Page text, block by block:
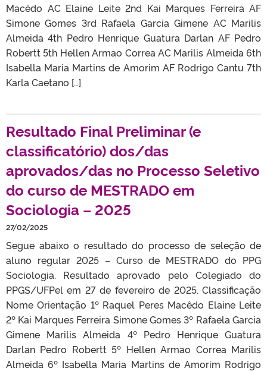
Macêdo AC Elaine Leite 2nd Kai Marques Ferreira AF
Simone Gomes 3rd Rafaela Garcia Gimene AC Marilis
Almeida 4th Pedro Henrique Guatura Darlan AF Pedro
Robertt 5th Hellen Armao Correa AC Marilis Almeida 6th
Isabella Maria Martins de Amorim AF Rodrigo Cantu 7th
Karla Caetano […]
Resultado Final Preliminar (e
classificatório) dos/das
aprovados/das no Processo Seletivo
do curso de MESTRADO em
Sociologia – 2025
27/02/2025
Segue abaixo o resultado do processo de seleção de
aluno regular 2025 – Curso de MESTRADO do PPG
Sociologia. Resultado aprovado pelo Colegiado do
PPGS/UFPel em 27 de fevereiro de 2025. Classificação
Nome Orientação 1º Raquel Peres Macêdo Elaine Leite
2º Kai Marques Ferreira Simone Gomes 3º Rafaela Garcia
Gimene Marilis Almeida 4º Pedro Henrique Guatura
Darlan Pedro Robertt 5º Hellen Armao Correa Marilis
Almeida 6º Isabella Maria Martins de Amorim Rodrigo